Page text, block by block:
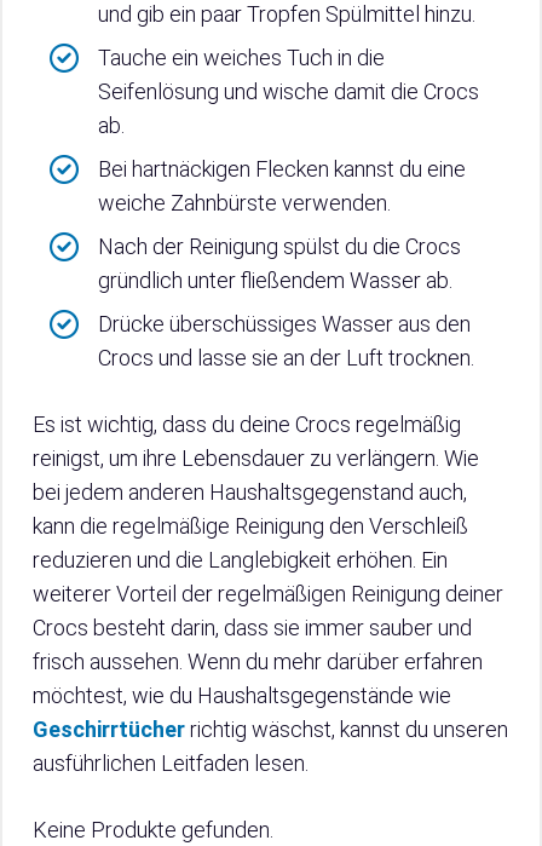
und gib ein paar Tropfen Spülmittel hinzu.
Tauche ein weiches Tuch in die
Seifenlösung und wische damit die Crocs
ab.
Bei hartnäckigen Flecken kannst du eine
weiche Zahnbürste verwenden.
Nach der Reinigung spülst du die Crocs
gründlich unter fließendem Wasser ab.
Drücke überschüssiges Wasser aus den
Crocs und lasse sie an der Luft trocknen.
Es ist wichtig, dass du deine Crocs regelmäßig
reinigst, um ihre Lebensdauer zu verlängern. Wie
bei jedem anderen Haushaltsgegenstand auch,
kann die regelmäßige Reinigung den Verschleiß
reduzieren und die Langlebigkeit erhöhen. Ein
weiterer Vorteil der regelmäßigen Reinigung deiner
Crocs besteht darin, dass sie immer sauber und
frisch aussehen. Wenn du mehr darüber erfahren
möchtest, wie du Haushaltsgegenstände wie
Geschirrtücherrichtig wäschst, kannst du unseren
ausführlichen Leitfaden lesen.
Keine Produkte gefunden.